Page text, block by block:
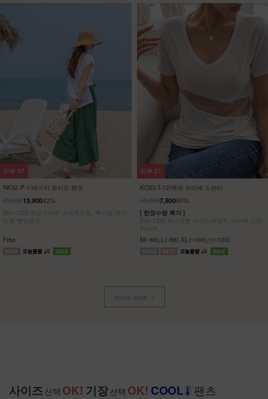
NK32-P-1/에이지 와이드 팬츠
42%
23,90013,900
[55~120] 여성스러운 스커트처럼, 맥시멈 와이
Free
리뷰 57
KO22-T-12/배색 브이넥 스판티
60%
19,9007,900
[ 한정수량 특가 ]
[55~120] 유니크한 사이드브릿지 브이넥 스판
M(~66),L(~88),XL(~100),1(~120)
리뷰 21
more view
사이즈 선택 OK! 기장선택 OK! COOL 팬츠